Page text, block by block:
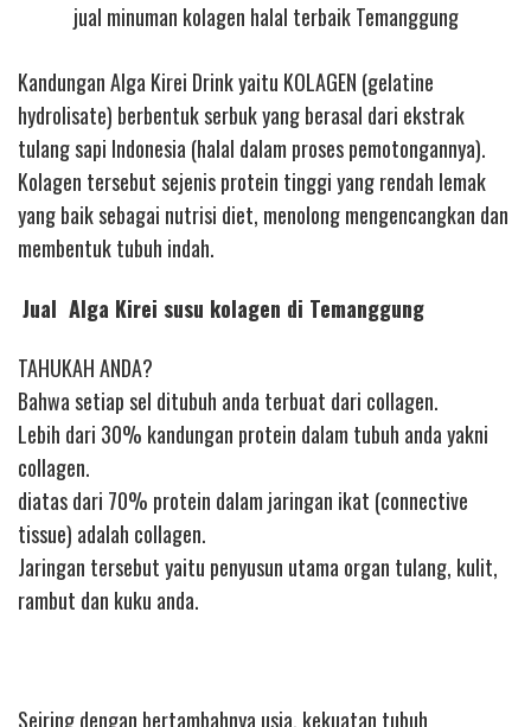
jual minuman kolagen halal terbaik Temanggung
Kandungan Alga Kirei Drink yaitu KOLAGEN (gelatine
hydrolisate) berbentuk serbuk yang berasal dari ekstrak
tulang sapi Indonesia (halal dalam proses pemotongannya).
Kolagen tersebut sejenis protein tinggi yang rendah lemak
yang baik sebagai nutrisi diet, menolong mengencangkan dan
membentuk tubuh indah.
Jual Alga Kirei susu kolagen di Temanggung
TAHUKAH ANDA?
Bahwa setiap sel ditubuh anda terbuat dari collagen.
Lebih dari 30% kandungan protein dalam tubuh anda yakni
collagen.
diatas dari 70% protein dalam jaringan ikat (connective
tissue) adalah collagen.
Jaringan tersebut yaitu penyusun utama organ tulang, kulit,
rambut dan kuku anda.
Seiring dengan bertambahnya usia, kekuatan tubuh